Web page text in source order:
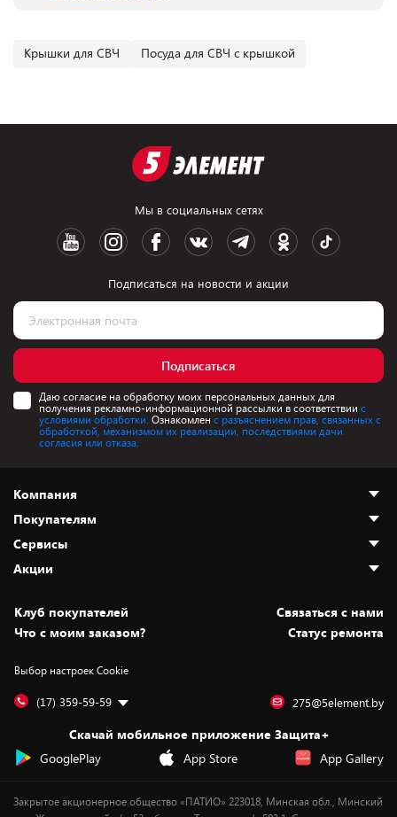
Крышки для СВЧ Посуда для СВЧ с крышкой
Мы в социальных сетях
Подписаться на новости и акции
Подписаться
Даю согласие на обработку моих персональных данных для
получения рекламно-информационной рассылки в соответствии с
условиями обработки. Ознакомлен с разъяснением прав, связанных с
обработкой, механизмом их реализации, последствиями дачи
согласия или отказа.
Компания
О нас
Адреса магазинов
Новости
Статьи и обзоры
Вакансии
Дай пять добру!
Покупателям
Как сделать заказ
Оплата и доставка
Безналичный расчёт
Обмен и возврат товара
Обработка персональных данных
Подарочные карты
Сервисы
Установка техники
Для игровых консолей
Для мобильных устройств
Для компьютеров
Сервисные центры
Акции
Скидки и промокоды
Белорусские товары
Бонусы
Оплата частями
Новинки
Клуб покупателей
Cвязаться с нами
Что с моим заказом?
Статус ремонта
Выбор настроек Cookie
(17) 359-59-59 275@5element.by
Скачай мобильное приложение Защита+
GooglePlay
App Store App Gallery
Закрытое акционерное общество «ПАТИО» 223018, Минская обл., Минский